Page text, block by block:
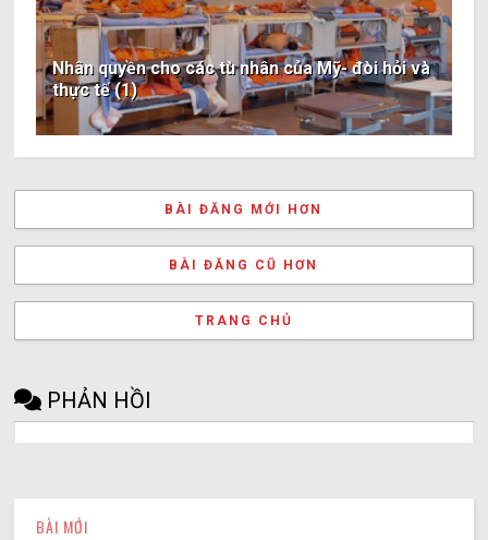
Nhân quyền cho các tù nhân của Mỹ- đòi hỏi và
thực tế (1)
BÀI ĐĂNG MỚI HƠN
BÀI ĐĂNG CŨ HƠN
TRANG CHỦ
PHẢN HỒI
BÀI MỚI